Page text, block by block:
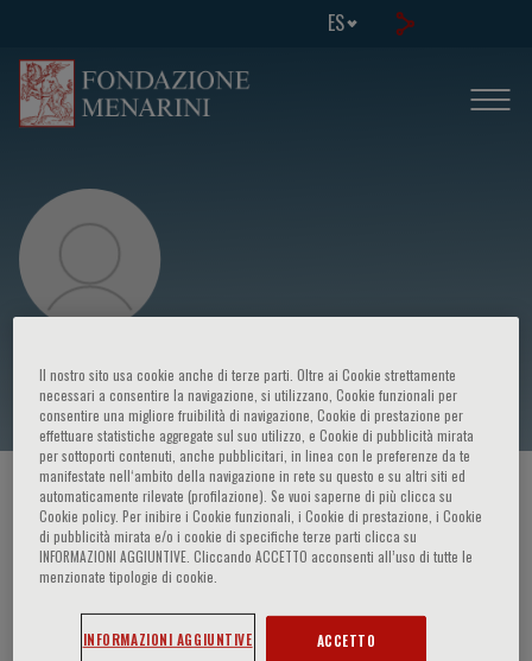
ES
Giovanna Graziadei
HOME PAGE / CURSOS Y EVENTOS / ORADOR
Giovanna Graziadei
Il nostro sito usa cookie anche di terze parti. Oltre ai Cookie strettamente
necessari a consentire la navigazione, si utilizzano, Cookie funzionali per
consentire una migliore fruibilità di navigazione, Cookie di prestazione per
effettuare statistiche aggregate sul suo utilizzo, e Cookie di pubblicità mirata
per sottoporti contenuti, anche pubblicitari, in linea con le preferenze da te
manifestate nell‘ambito della navigazione in rete su questo e su altri siti ed
automaticamente rilevate (profilazione). Se vuoi saperne di più clicca su
Cookie policy. Per inibire i Cookie funzionali, i Cookie di prestazione, i Cookie
di pubblicità mirata e/o i cookie di specifiche terze parti clicca su
INFORMAZIONI AGGIUNTIVE. Cliccando ACCETTO acconsenti all’uso di tutte le
menzionate tipologie di cookie.
INFORMAZIONI AGGIUNTIVE ACCETTO